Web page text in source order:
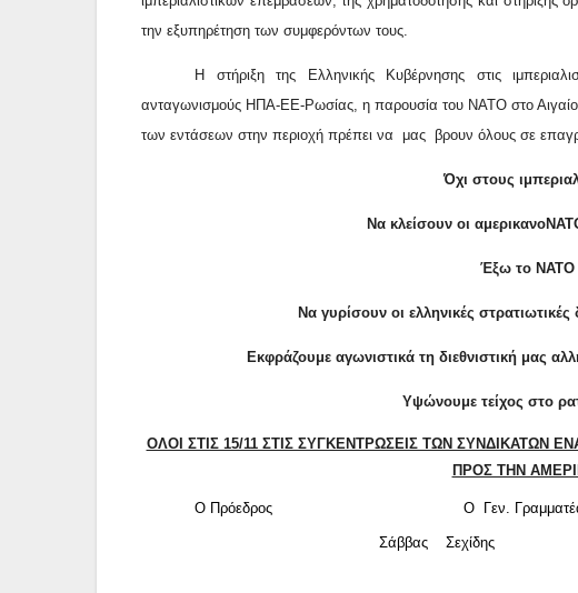
την εξυπηρέτηση των συμφερόντων τους.
Η στήριξη της Ελληνικής Κυβέρνησης στις
ανταγωνισμούς ΗΠΑ-ΕΕ-Ρωσίας, η παρουσία του ΝΑΤΟ στο
των εντάσεων στην περιοχή πρέπει να μας βρουν όλους σε
Όχι στους
Να κλείσουν οι
Έξω το ΝΑΤΟ
Να γυρίσουν οι ελληνικές
Εκφράζουμε αγωνιστικά τη διεθνιστική μας
Υψώνουμε τείχος στο
ΟΛΟΙ ΣΤΙΣ 15/11 ΣΤΙΣ ΣΥΓΚΕΝΤΡΩΣΕΙΣ ΤΩΝ ΣΥΝΔΙΚΑΤΩΝ
ΠΡΟΣ ΤΗΝ
Ο Πρόεδρος Ο Γεν.
Σάββας